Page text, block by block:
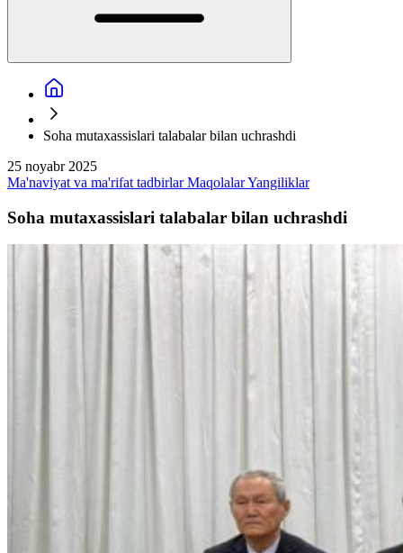
Soha mutaxassislari talabalar bilan uchrashdi
25 noyabr 2025
Ma'naviyat va ma'rifat tadbirlarMaqolalarYangiliklar
Soha mutaxassislari talabalar bilan uchrashdi